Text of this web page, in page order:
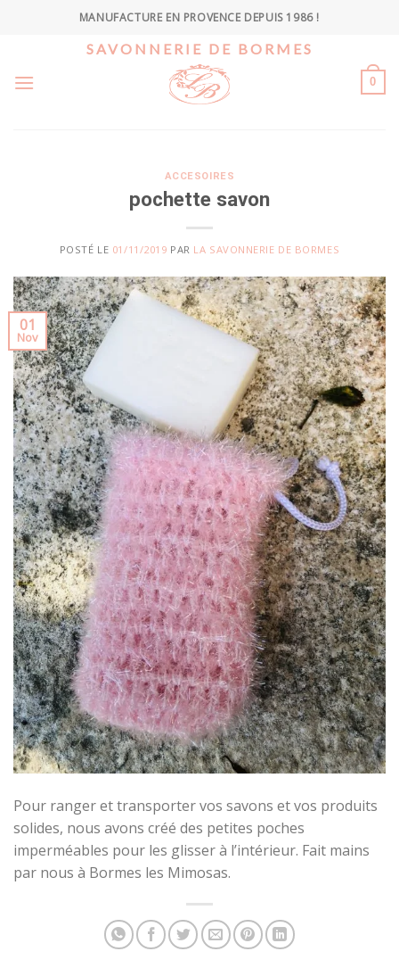
MANUFACTURE EN PROVENCE DEPUIS 1986 !
SAVONNERIE DE BORMES
0
ACCESOIRES
pochette savon
POSTÉ LE 01/11/2019 PAR LA SAVONNERIE DE BORMES
01
Nov
Pour ranger et transporter vos savons et vos produits
solides, nous avons créé des petites poches
imperméables pour les glisser à l’intérieur. Fait mains
par nous à Bormes les Mimosas.